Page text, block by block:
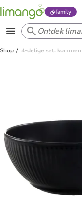
family
Shop 4-delige set: